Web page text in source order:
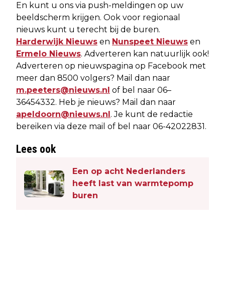
En kunt u ons via push-meldingen op uw
beeldscherm krijgen. Ook voor regionaal
nieuws kunt u terecht bij de buren.
Harderwijk Nieuws en Nunspeet Nieuws en
Ermelo Nieuws. Adverteren kan natuurlijk ook!
Adverteren op nieuwspagina op Facebook met
meer dan 8500 volgers? Mail dan naar
m.peeters@nieuws.nl of bel naar 06–
36454332. Heb je nieuws? Mail dan naar
apeldoorn@nieuws.nl . Je kunt de redactie
bereiken via deze mail of bel naar 06-42022831.
Lees ook
Een op acht Nederlanders
heeft last van warmtepomp
buren